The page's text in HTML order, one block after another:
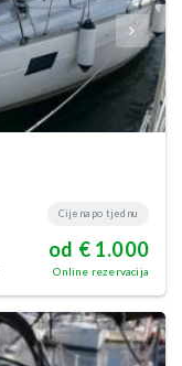
Cijena po tjednu
od € 1.000
Online rezervacija